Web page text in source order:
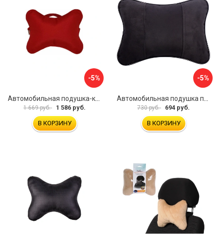
-5%
Автомобильная подушка-косточка под шею A&P PKRM163
1 669 руб. 1 586 руб.
В КОРЗИНУ
-5%
Автомобильная подушка под шею Dollex PBA-1320
730 руб. 694 руб.
В КОРЗИНУ